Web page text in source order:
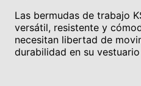
Las bermudas de trabajo
versátil, resistente y
necesitan libertad de
durabilidad en su